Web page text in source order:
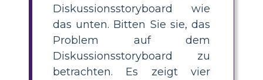
Diskussionsstoryboard wie
das unten. Bitten Sie sie, das
Problem auf dem
Diskussionsstoryboard zu
betrachten. Es zeigt vier